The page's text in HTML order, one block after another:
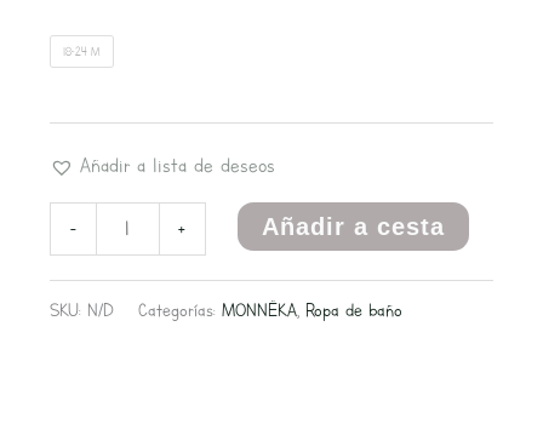
18-24 M
Añadir a lista de deseos
- + Añadir a cesta
SKU: N/D Categorías: MONNËKA, Ropa de baño